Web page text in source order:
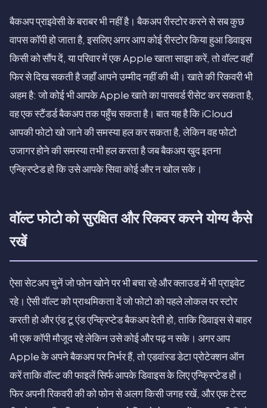
बैकअप प्राइवेसी के बराबर भी नहीं है। बैकअप रीस्टोर करने से सब कुछ
वापस कॉपी हो जाता है, इसलिए अगर आप कोई रीस्टोर किया हुआ डिवाइस
किसी को सौंप दें, या परिवार में एक Apple खाता साझा करें, तो वॉल्ट वहाँ
फिर से दिख सकती है जहाँ आपने उम्मीद नहीं की थी। खाते की रिकवरी भी
अहम है: जो कोई भी आपके Apple खाते का पासवर्ड रीसेट कर सकता है,
वह एक स्टैंडर्ड बैकअप तक पहुँच सकता है। बात यह है कि iCloud
आपकी फोटो खो जाने की समस्या हल कर सकता है, लेकिन वह फोटो
उजागर होने की समस्या तभी हल करता है जब बैकअप खुद इतना
एन्क्रिप्टेड हो कि उसे आपके सिवा कोई और न खोल सके।
वॉल्ट फोटो को सुरक्षित और रिकवर करने योग्य कैसे
रखें
ऐसा सेटअप चुनें जो फोन खोने पर भी बचा रहे और क्लाउड में भी प्राइवेट
रहे। ऐसी वॉल्ट को प्राथमिकता दें जो फोटो को पहले लोकल पर स्टोर
करती हो और एंड टू एंड एन्क्रिप्टेड बैकअप देती हो, ताकि डिवाइस से बाहर
भी एक कॉपी मौजूद रहे लेकिन उसे कोई और पढ़ न सके। अगर आप
Apple के अपने बैकअप पर निर्भर हैं, तो एडवांस्ड डेटा प्रोटेक्शन ऑन
करें ताकि वॉल्ट की फाइलें सिर्फ आपके डिवाइस के लिए एन्क्रिप्टेड हों।
फिर अपनी रिकवरी की को फोन से अलग किसी जगह रखें, और एक टेस्ट